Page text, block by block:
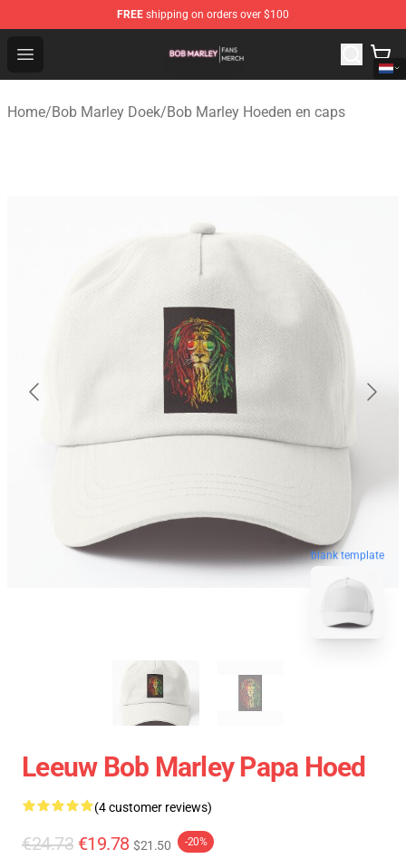
FREE shipping on orders over $100
Open menu
Bob Marley Shop - Official Bob Marley Merchandise
Home/Bob Marley Doek/Bob Marley Hoeden en caps
blank template
Leeuw Bob Marley Papa Hoed
(4 customer reviews)
€24.73 €19.78 $21.50 -20%